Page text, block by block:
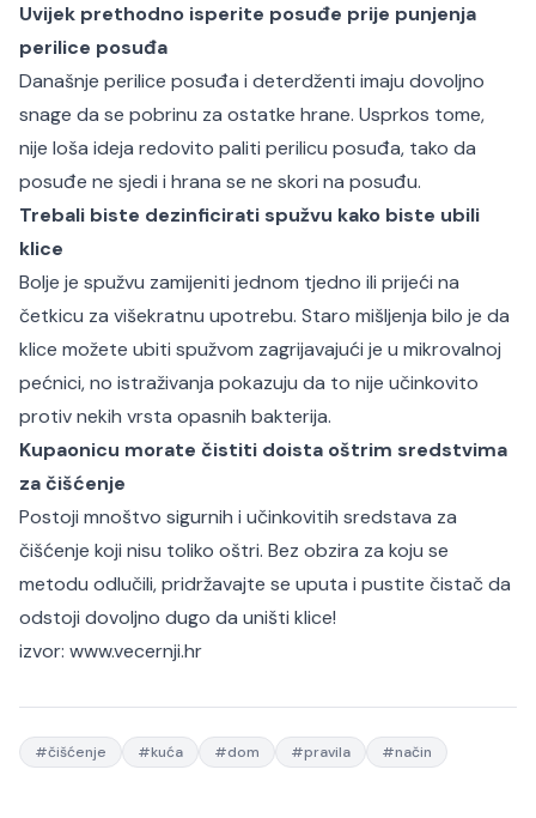
Uvijek prethodno isperite posuđe prije punjenja
perilice posuđa
Današnje perilice posuđa i deterdženti imaju dovoljno
snage da se pobrinu za ostatke hrane. Usprkos tome,
nije loša ideja redovito paliti perilicu posuđa, tako da
posuđe ne sjedi i hrana se ne skori na posuđu.
Trebali biste dezinficirati spužvu kako biste ubili
klice
Bolje je spužvu zamijeniti jednom tjedno ili prijeći na
četkicu za višekratnu upotrebu. Staro mišljenja bilo je da
klice možete ubiti spužvom zagrijavajući je u mikrovalnoj
pećnici, no istraživanja pokazuju da to nije učinkovito
protiv nekih vrsta opasnih bakterija.
Kupaonicu morate čistiti doista oštrim sredstvima
za čišćenje
Postoji mnoštvo sigurnih i učinkovitih sredstava za
čišćenje koji nisu toliko oštri. Bez obzira za koju se
metodu odlučili, pridržavajte se uputa i pustite čistač da
odstoji dovoljno dugo da uništi klice!
izvor: www.vecernji.hr
#čišćenje #kuća #dom #pravila #način